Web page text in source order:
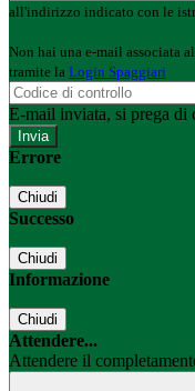
all'indirizzo indicato con le
Non hai una e-mail associata
tramite la Login Spaggiari
E-mail inviata, si prega di
Errore
Chiudi
Successo
Chiudi
Informazione
Chiudi
Attendere...
Attendere il